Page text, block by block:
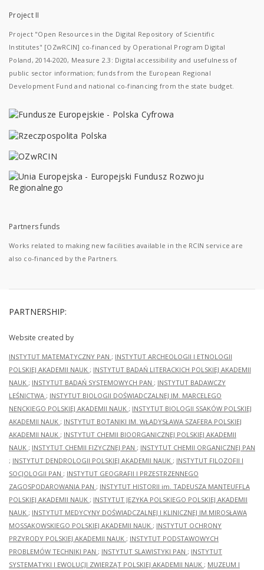
Project II
Project "Open Resources in the Digital Repository of Scientific
Institutes" [OZwRCIN] co-financed by Operational Program Digital
Poland, 2014-2020, Measure 2.3: Digital accessibility and usefulness of
public sector information; funds from the European Regional
Development Fund and national co-financing from the state budget.
Partners funds
Works related to making new facilities available in the RCIN service are
also co-financed by the Partners.
PARTNERSHIP:
Website created by
INSTYTUT MATEMATYCZNY PAN ; INSTYTUT ARCHEOLOGII I ETNOLOGII
POLSKIEJ AKADEMII NAUK ; INSTYTUT BADAŃ LITERACKICH POLSKIEJ AKADEMII
NAUK ; INSTYTUT BADAŃ SYSTEMOWYCH PAN ; INSTYTUT BADAWCZY
LEŚNICTWA ; INSTYTUT BIOLOGII DOŚWIADCZALNEJ IM. MARCELEGO
NENCKIEGO POLSKIEJ AKADEMII NAUK ; INSTYTUT BIOLOGII SSAKÓW POLSKIEJ
AKADEMII NAUK ; INSTYTUT BOTANIKI IM. WŁADYSŁAWA SZAFERA POLSKIEJ
AKADEMII NAUK ; INSTYTUT CHEMII BIOORGANICZNEJ POLSKIEJ AKADEMII
NAUK ; INSTYTUT CHEMII FIZYCZNEJ PAN ; INSTYTUT CHEMII ORGANICZNEJ PAN
; INSTYTUT DENDROLOGII POLSKIEJ AKADEMII NAUK ; INSTYTUT FILOZOFII I
SOCJOLOGII PAN ; INSTYTUT GEOGRAFII I PRZESTRZENNEGO
ZAGOSPODAROWANIA PAN ; INSTYTUT HISTORII im. TADEUSZA MANTEUFFLA
POLSKIEJ AKADEMII NAUK ; INSTYTUT JĘZYKA POLSKIEGO POLSKIEJ AKADEMII
NAUK ; INSTYTUT MEDYCYNY DOŚWIADCZALNEJ I KLINICZNEJ IM.MIROSŁAWA
MOSSAKOWSKIEGO POLSKIEJ AKADEMII NAUK ; INSTYTUT OCHRONY
PRZYRODY POLSKIEJ AKADEMII NAUK ; INSTYTUT PODSTAWOWYCH
PROBLEMÓW TECHNIKI PAN ; INSTYTUT SLAWISTYKI PAN ; INSTYTUT
SYSTEMATYKI I EWOLUCJI ZWIERZĄT POLSKIEJ AKADEMII NAUK ; MUZEUM I